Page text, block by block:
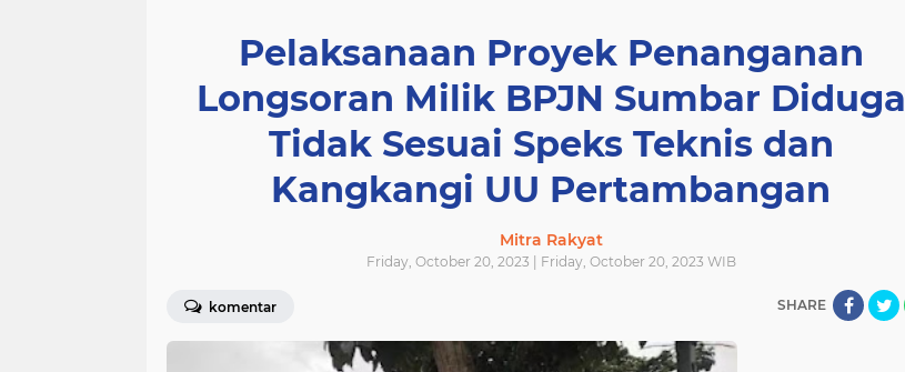
Pelaksanaan Proyek Penanganan
Longsoran Milik BPJN Sumbar Diduga
Tidak Sesuai Speks Teknis dan
Kangkangi UU Pertambangan
Mitra Rakyat
Friday, October 20, 2023 | Friday, October 20, 2023 WIB
komentar SHARE